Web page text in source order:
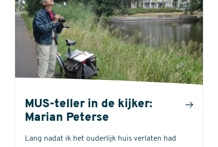
MUS-teller in de kijker:
Marian Peterse
Lang nadat ik het ouderlijk huis verlaten had